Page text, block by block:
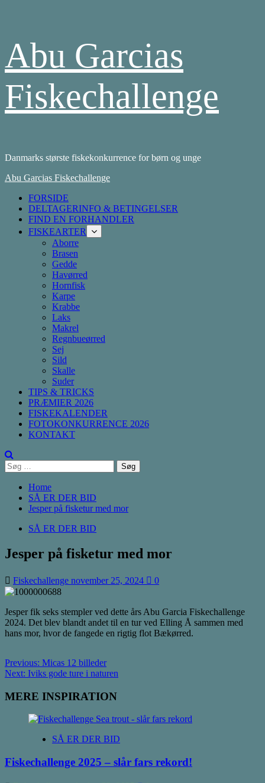
content
Abu Garcias
Fiskechallenge
Danmarks største fiskekonkurrence for børn og unge
Primary
Abu Garcias Fiskechallenge
FORSIDE
DELTAGERINFO & BETINGELSER
FIND EN FORHANDLER
FISKEARTER
Aborre
Brasen
Gedde
Havørred
Hornfisk
Karpe
Krabbe
Laks
Makrel
Regnbueørred
Sej
Sild
Skalle
Suder
TIPS & TRICKS
PRÆMIER 2026
FISKEKALENDER
FOTOKONKURRENCE 2026
KONTAKT
Søg
efter:
Home
SÅ ER DER BID
Jesper på fisketur med mor
SÅ ER DER BID
Jesper på fisketur med mor
Fiskechallenge november 25, 2024 0
Jesper fik seks stempler ved dette års Abu Garcia Fiskechallenge
2024. Det blev blandt andet til en tur ved Elling Å sammen med
hans mor, hvor de fangede en rigtig flot Bækørred.
Post
navigation
Previous: Micas 12 billeder
Next: Iviks gode ture i naturen
MERE INSPIRATION
SÅ ER DER BID
Fiskechallenge 2025 – slår fars rekord!